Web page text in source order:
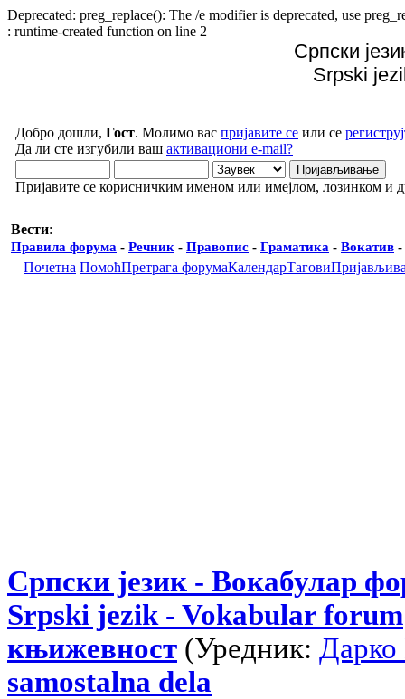
Deprecated: preg_replace(): The /e modifier is deprecated, use
: runtime-created function on line 2
Српски
Srpski
Добро дошли, Гост. Молимо вас пријавите се или се
Да ли сте изгубили ваш активациони e-mail?
Пријавите се корисничким именом или имејлом, лозинком и
Вести:
Правила форума - Речник - Правопис - Граматика - Вокатив -
Почетна ПомоћПретрага форумаКалендарТагови
Српски језик - Вокабулар
Srpski jezik - Vokabular forum
књижевност (Уредник: Дарко
samostalna dela